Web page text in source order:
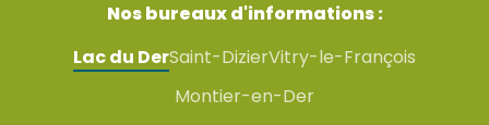
Nos bureaux d'informations :
Lac du DerSaint-DizierVitry-le-François
Montier-en-Der